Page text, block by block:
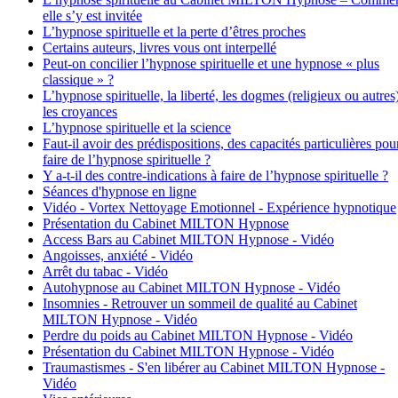
elle s’y est invitée
L’hypnose spirituelle et la perte d’êtres proches
Certains auteurs, livres vous ont interpellé
Peut-on concilier l’hypnose spirituelle et une hypnose « plus
classique » ?
L’hypnose spirituelle, la liberté, les dogmes (religieux ou
les croyances
L’hypnose spirituelle et la science
Faut-il avoir des prédispositions, des capacités particulières
faire de l’hypnose spirituelle ?
Y a-t-il des contre-indications à faire de l’hypnose spirituelle ?
Séances d'hypnose en ligne
Vidéo - Vortex Nettoyage Emotionnel - Expérience hypnotique
Présentation du Cabinet MILTON Hypnose
Access Bars au Cabinet MILTON Hypnose - Vidéo
Angoisses, anxiété - Vidéo
Arrêt du tabac - Vidéo
Autohypnose au Cabinet MILTON Hypnose - Vidéo
Insomnies - Retrouver un sommeil de qualité au Cabinet
MILTON Hypnose - Vidéo
Perdre du poids au Cabinet MILTON Hypnose - Vidéo
Présentation du Cabinet MILTON Hypnose - Vidéo
Traumastismes - S'en libérer au Cabinet MILTON Hypnose -
Vidéo